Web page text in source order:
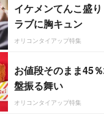
イケメンてんこ盛
ラブに胸キュン
オリコンタイアップ特集
お値段そのまま45
盤振る舞い
オリコンタイアップ特集